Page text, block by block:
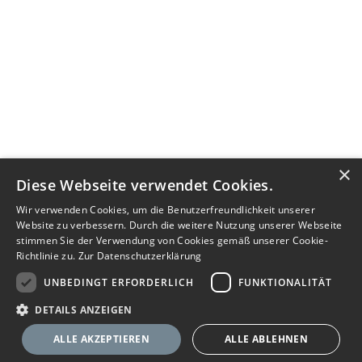
×
Diese Webseite verwendet Cookies.
Wir verwenden Cookies, um die Benutzerfreundlichkeit unserer
Website zu verbessern. Durch die weitere Nutzung unserer Webseite
stimmen Sie der Verwendung von Cookies gemäß unserer Cookie-
Richtlinie zu. Zur Datenschutzerklärung
UNBEDINGT ERFORDERLICH
FUNKTIONALITÄT
DETAILS ANZEIGEN
ALLE AKZEPTIEREN ALLE ABLEHNEN